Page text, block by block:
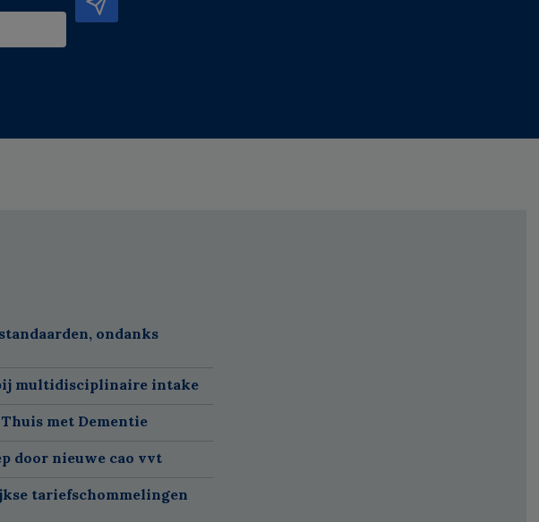
ondanks
multidisciplinaire intake
met Dementie
door nieuwe cao vvt
tariefschommelingen